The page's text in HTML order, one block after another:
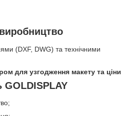
(DXF, DWG) та технічними
для узгодження макету та ціни